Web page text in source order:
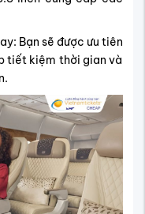
Bạn sẽ được ưu tiên
tiết kiệm thời gian và